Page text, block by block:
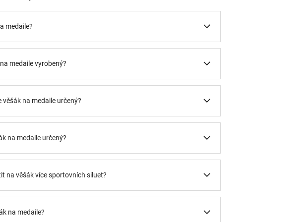
medaile?
medaile vyrobený?
věšák na medaile určený?
na medaile určený?
na věšák více sportovních siluet?
na medaile?